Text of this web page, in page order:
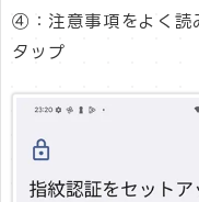
④：注意事項をよく読
タップ